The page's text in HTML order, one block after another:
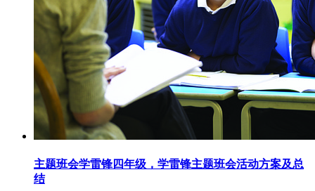
主题班会学雷锋四年级，学雷锋主题班会活动方案及总
结